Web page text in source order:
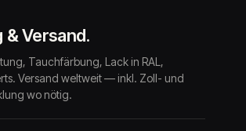
& Versand.
Tauchfärbung, Lack in RAL,
Versand weltweit — inkl. Zoll- und
wo nötig.